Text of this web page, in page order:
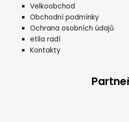
Velkoobchod
Obchodní podmínky
Ochrana osobních údajů
etila radí
Kontakty